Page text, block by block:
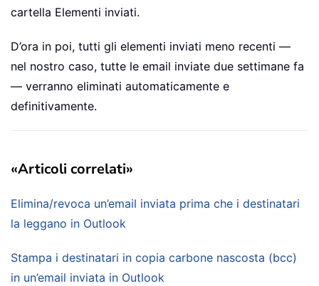
cartella Elementi inviati.
D’ora in poi, tutti gli elementi inviati meno recenti —
nel nostro caso, tutte le email inviate due settimane fa
— verranno eliminati automaticamente e
definitivamente.
«Articoli correlati»
Elimina/revoca un’email inviata prima che i destinatari
la leggano in Outlook
Stampa i destinatari in copia carbone nascosta (bcc)
in un’email inviata in Outlook